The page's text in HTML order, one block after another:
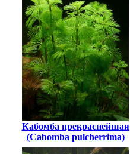
Кабомба прекраснейшая
(Cabomba pulcherrima)